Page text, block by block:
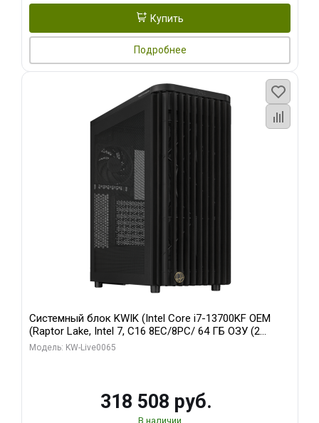
Купить
Подробнее
Системный блок KWIK (Intel Core i7-13700KF OEM
(Raptor Lake, Intel 7, C16 8EC/8PC/ 64 ГБ ОЗУ (2
модуля)/ ASUS RTX5080 PROART OC 16GB GDDR7
Модель: KW-Live0065
318 508 руб.
В наличии